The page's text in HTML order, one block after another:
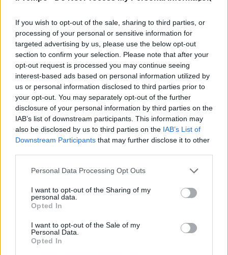
If you wish to opt-out of the sale, sharing to third parties, or
processing of your personal or sensitive information for
targeted advertising by us, please use the below opt-out
section to confirm your selection. Please note that after your
opt-out request is processed you may continue seeing
interest-based ads based on personal information utilized by
us or personal information disclosed to third parties prior to
your opt-out. You may separately opt-out of the further
disclosure of your personal information by third parties on the
IAB’s list of downstream participants. This information may
also be disclosed by us to third parties on the IAB’s List of
Downstream Participants that may further disclose it to other
Personal Data Processing Opt Outs
I want to opt-out of the Sharing of my
personal data.
Opted In
I want to opt-out of the Sale of my
Personal Data.
Opted In
Pamela" [VIDEO]
12/05/2018
ALLARME ROSSO
La cattiva maestrina
24/02/2018
PANICO AL TELEFONO
Le telefonate al 112 durante gli
spari Audio 1 "Correte, un
vetrata del bar"
18/02/2018
#iltempodioshø